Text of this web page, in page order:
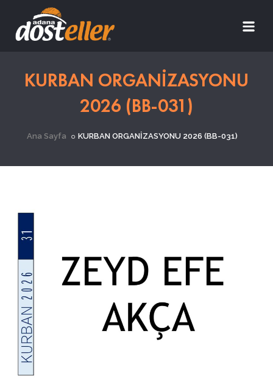
KURBAN ORGANİZASYONU
2026 (BB-031)
Ana Sayfa KURBAN ORGANİZASYONU 2026 (BB-031)